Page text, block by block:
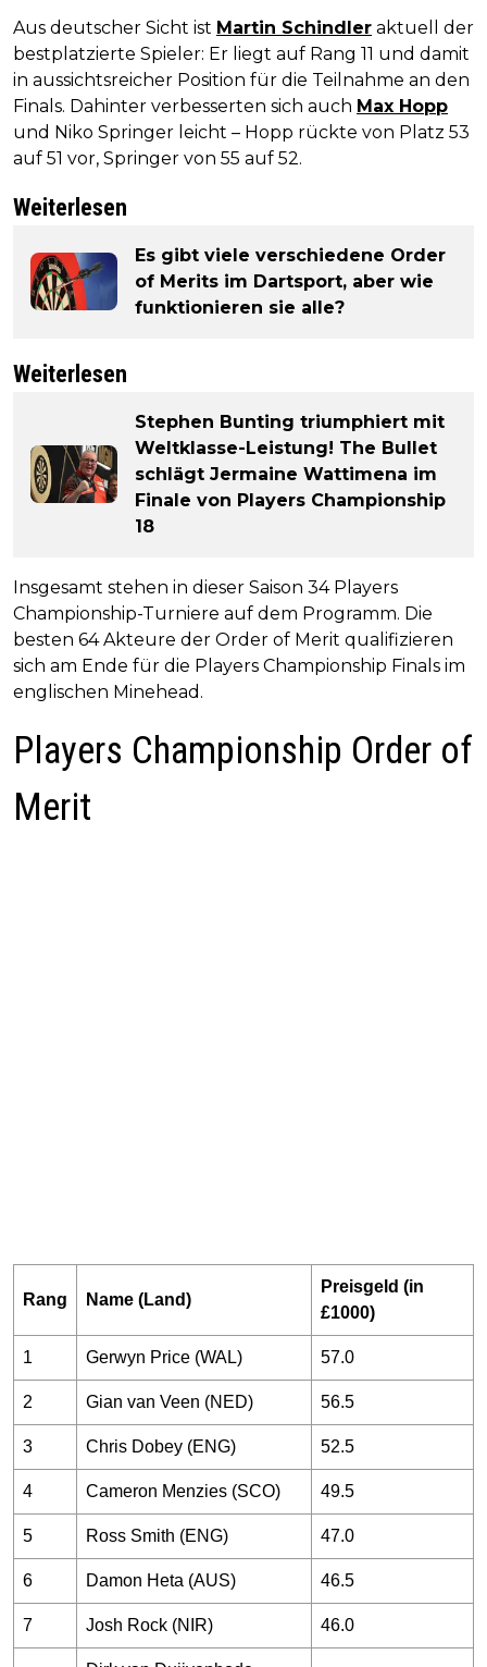
Aus deutscher Sicht ist Martin Schindler aktuell der
bestplatzierte Spieler: Er liegt auf Rang 11 und damit
in aussichtsreicher Position für die Teilnahme an den
Finals. Dahinter verbesserten sich auch Max Hopp
und Niko Springer leicht – Hopp rückte von Platz 53
auf 51 vor, Springer von 55 auf 52.
Weiterlesen
Es gibt viele verschiedene Order
of Merits im Dartsport, aber wie
funktionieren sie alle?
Weiterlesen
Stephen Bunting triumphiert mit
Weltklasse-Leistung! The Bullet
schlägt Jermaine Wattimena im
Finale von Players Championship
18
Insgesamt stehen in dieser Saison 34 Players
Championship-Turniere auf dem Programm. Die
besten 64 Akteure der Order of Merit qualifizieren
sich am Ende für die Players Championship Finals im
englischen Minehead.
Players Championship Order of
Merit
Rang Name (Land)
Preisgeld (in
£1000)
1 Gerwyn Price (WAL) 57.0
2 Gian van Veen (NED) 56.5
3 Chris Dobey (ENG) 52.5
4 Cameron Menzies (SCO) 49.5
5 Ross Smith (ENG) 47.0
6 Damon Heta (AUS) 46.5
7 Josh Rock (NIR) 46.0